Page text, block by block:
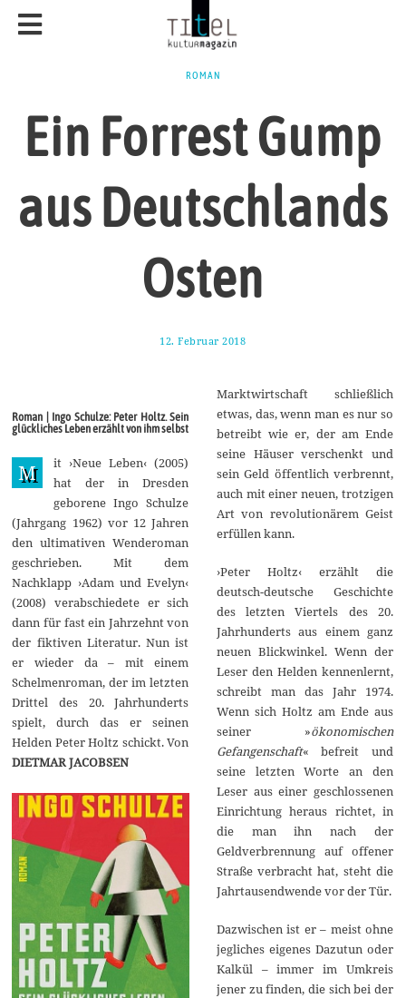
ROMAN
Ein Forrest Gump
aus Deutschlands
Osten
12. Februar 2018
a
2
0
Roman | Ingo Schulze: Peter Holtz. Sein
glückliches Leben erzählt von ihm selbst
M
it ›Neue Leben‹ (2005)
hat der in Dresden
geborene Ingo Schulze
(Jahrgang 1962) vor 12 Jahren
den ultimativen Wenderoman
geschrieben. Mit dem
Nachklapp ›Adam und Evelyn‹
(2008) verabschiedete er sich
dann für fast ein Jahrzehnt von
der fiktiven Literatur. Nun ist
er wieder da – mit einem
Schelmenroman, der im letzten
Drittel des 20. Jahrhunderts
spielt, durch das er seinen
Helden Peter Holtz schickt. Von
DIETMAR JACOBSEN
Marktwirtschaft schließlich
etwas, das, wenn man es nur so
betreibt wie er, der am Ende
seine Häuser verschenkt und
sein Geld öffentlich verbrennt,
auch mit einer neuen, trotzigen
Art von revolutionärem Geist
erfüllen kann.
›Peter Holtz‹ erzählt die
deutsch-deutsche Geschichte
des letzten Viertels des 20.
Jahrhunderts aus einem ganz
neuen Blickwinkel. Wenn der
Leser den Helden kennenlernt,
schreibt man das Jahr 1974.
Wenn sich Holtz am Ende aus
seiner »ökonomischen
Gefangenschaft« befreit und
seine letzten Worte an den
Leser aus einer geschlossenen
Einrichtung heraus richtet, in
die man ihn nach der
Geldverbrennung auf offener
Straße verbracht hat, steht die
Jahrtausendwende vor der Tür.
Dazwischen ist er – meist ohne
jegliches eigenes Dazutun oder
Kalkül – immer im Umkreis
jener zu finden, die sich bei der